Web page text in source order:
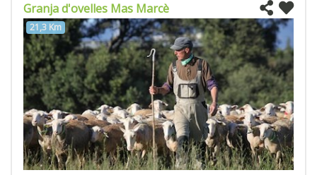
Granja d'ovelles Mas Marcè
21,3 Km